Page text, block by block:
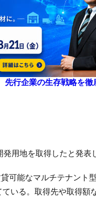
先行企業の生存戦略を徹
用地を取得したと発表
可能なマルチテナント
いる。取得先や取得額